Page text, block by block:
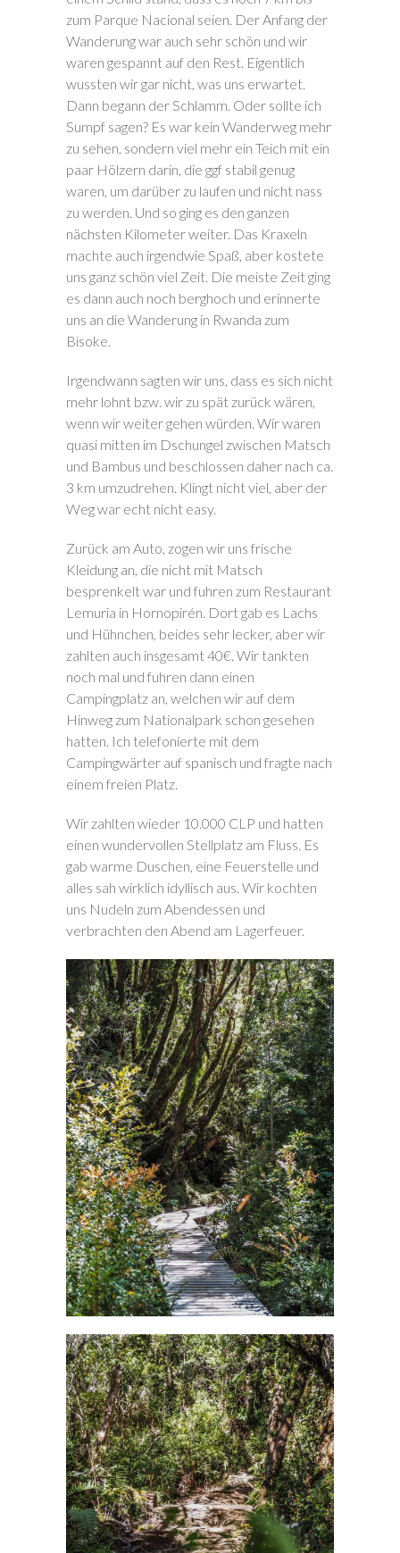
zum Parque Nacional seien. Der Anfang der
Wanderung war auch sehr schön und wir
waren gespannt auf den Rest. Eigentlich
wussten wir gar nicht, was uns erwartet.
Dann begann der Schlamm. Oder sollte ich
Sumpf sagen? Es war kein Wanderweg mehr
zu sehen, sondern viel mehr ein Teich mit ein
paar Hölzern darin, die ggf stabil genug
waren, um darüber zu laufen und nicht nass
zu werden. Und so ging es den ganzen
nächsten Kilometer weiter. Das Kraxeln
machte auch irgendwie Spaß, aber kostete
uns ganz schön viel Zeit. Die meiste Zeit ging
es dann auch noch berghoch und erinnerte
uns an die Wanderung in Rwanda zum
Bisoke.
Irgendwann sagten wir uns, dass es sich nicht
mehr lohnt bzw. wir zu spät zurück wären,
wenn wir weiter gehen würden. Wir waren
quasi mitten im Dschungel zwischen Matsch
und Bambus und beschlossen daher nach ca.
3 km umzudrehen. Klingt nicht viel, aber der
Weg war echt nicht easy.
Zurück am Auto, zogen wir uns frische
Kleidung an, die nicht mit Matsch
besprenkelt war und fuhren zum Restaurant
Lemuria in Hornopirén. Dort gab es Lachs
und Hühnchen, beides sehr lecker, aber wir
zahlten auch insgesamt 40€. Wir tankten
noch mal und fuhren dann einen
Campingplatz an, welchen wir auf dem
Hinweg zum Nationalpark schon gesehen
hatten. Ich telefonierte mit dem
Campingwärter auf spanisch und fragte nach
einem freien Platz.
Wir zahlten wieder 10.000 CLP und hatten
einen wundervollen Stellplatz am Fluss. Es
gab warme Duschen, eine Feuerstelle und
alles sah wirklich idyllisch aus. Wir kochten
uns Nudeln zum Abendessen und
verbrachten den Abend am Lagerfeuer.